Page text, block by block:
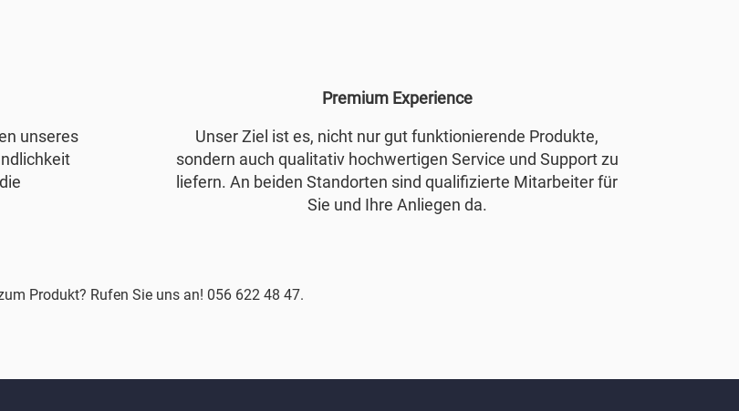
unseres
Premium Experience
Unser Ziel ist es, nicht nur gut funktionierende Produkte,
sondern auch qualitativ hochwertigen Service und Support zu
liefern. An beiden Standorten sind qualifizierte Mitarbeiter für
Sie und Ihre Anliegen da.
Produkt? Rufen Sie uns an! 056 622 48 47.